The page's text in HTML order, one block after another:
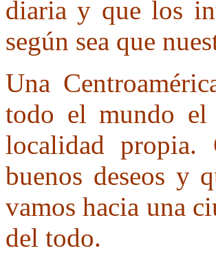
diaria y que los
según sea que
Una
todo el mundo
localidad
buenos deseos y
vamos hacia una
del todo.